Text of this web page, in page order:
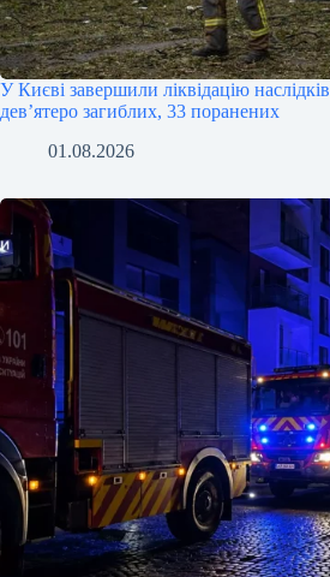
У Києві завершили ліквідацію наслідків
девʼятеро загиблих, 33 поранених
01.08.2026